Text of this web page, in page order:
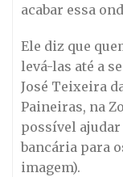
acabar essa
Ele diz que
levá-las até a
José Teixeira
Paineiras, na
possível
bancária para
imagem).